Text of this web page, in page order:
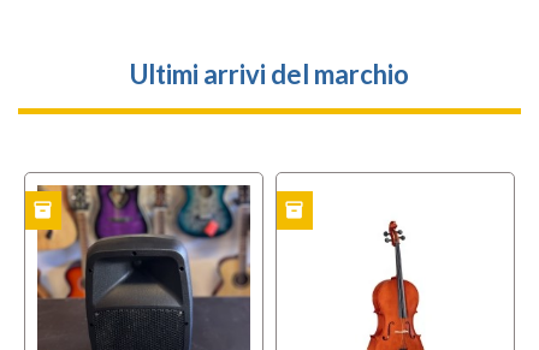
Ultimi arrivi del marchio
inventory USATO inventory